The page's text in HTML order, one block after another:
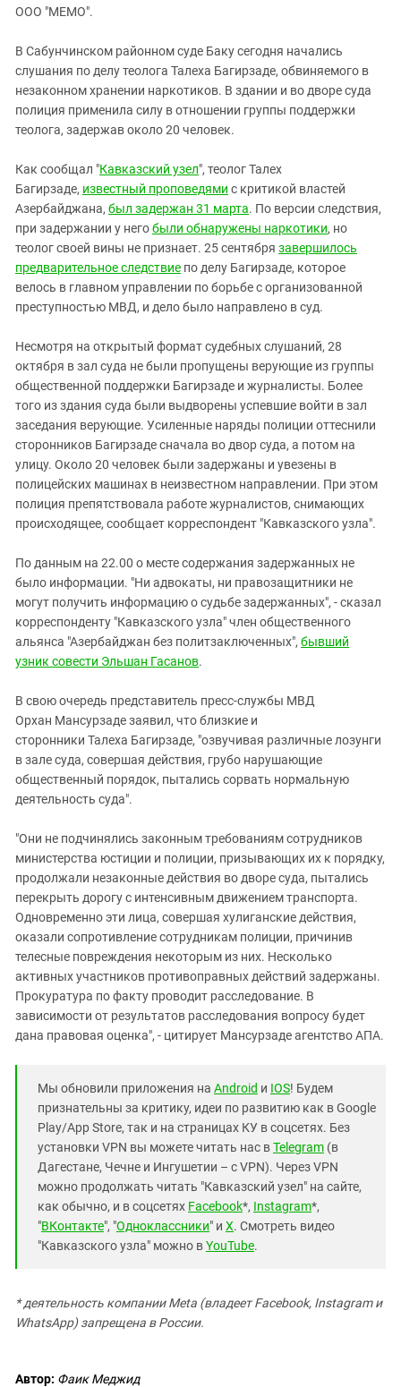
ИНАКОМЫСЛИЕ В ЧЕЧНЕ
ПРЕСЛЕДОВАНИЕ АКТИВИСТОВ
МОБИЛИЗАЦИЯ И ПРОТЕСТЫ
Дагестан
Ингушетия
Кабардино-Балкария
Калмыкия
Карачаево-Черкесия
Российская Федерация
Ростовская область
Северная Осетия - Алания
СКФО
Чечня
Южная Осетия
Южный Кавказ
ЮФО
ООО "МЕМО".
В Сабунчинском районном суде Баку сегодня начались
слушания по делу теолога Талеха Багирзаде, обвиняемого в
незаконном хранении наркотиков. В здании и во дворе суда
полиция применила силу в отношении группы поддержки
теолога, задержав около 20 человек.
Как сообщал "Кавказский узел", теолог Талех
Багирзаде, известный проповедями с критикой властей
Азербайджана, был задержан 31 марта. По версии следствия,
при задержании у негобыли обнаружены наркотики, но
теолог своей вины не признает. 25 сентября завершилось
предварительное следствие по делу Багирзаде, которое
велось в главном управлении по борьбе с организованной
преступностью МВД, и дело было направлено в суд.
Несмотря на открытый формат судебных слушаний, 28
октября в зал суда не были пропущены верующие из группы
общественной поддержки Багирзаде и журналисты. Более
того из здания суда были выдворены успевшие войти в зал
заседания верующие. Усиленные наряды полиции оттеснили
сторонников Багирзаде сначала во двор суда, а потом на
улицу. Около 20 человек были задержаны и увезены в
полицейских машинах в неизвестном направлении. При этом
полиция препятствовала работе журналистов, снимающих
происходящее, сообщает корреспондент "Кавказского узла".
По данным на 22.00 о месте содержания задержанных не
было информации. "Ни адвокаты, ни правозащитники не
могут получить информацию о судьбе задержанных", - сказал
корреспонденту "Кавказского узла" член общественного
альянса "Азербайджан без политзаключенных", бывший
узник совести Эльшан Гасанов.
В свою очередь представитель пресс-службы МВД
Орхан Мансурзаде заявил, что близкие и
сторонники Талеха Багирзаде, "озвучивая различные лозунги
в зале суда, совершая действия, грубо нарушающие
общественный порядок, пытались сорвать нормальную
деятельность суда".
"Они не подчинялись законным требованиям сотрудников
министерства юстиции и полиции, призывающих их к порядку,
продолжали незаконные действия во дворе суда, пытались
перекрыть дорогу с интенсивным движением транспорта.
Одновременно эти лица, совершая хулиганские действия,
оказали сопротивление сотрудникам полиции, причинив
телесные повреждения некоторым из них. Несколько
активных участников противоправных действий задержаны.
Прокуратура по факту проводит расследование. В
зависимости от результатов расследования вопросу будет
дана правовая оценка", - цитирует Мансурзаде агентство АПА.
Мы обновили приложения на Android и IOS! Будем
признательны за критику, идеи по развитию как в Google
Play/App Store, так и на страницах КУ в соцсетях. Без
установки VPN вы можете читать нас вTelegram (в
Дагестане, Чечне и Ингушетии – с VPN). Через VPN
можно продолжать читать "Кавказский узел" на сайте,
как обычно, и в соцсетях Facebook*, Instagram*,
"ВКонтакте", "Одноклассники" и X. Смотреть видео
"Кавказского узла" можно вYouTube.
* деятельность компании Meta (владеет Facebook, Instagram и
WhatsApp) запрещена в России.
Автор: Фаик Меджид